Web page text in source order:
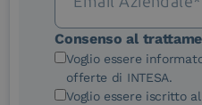
Le nostre
Consenso al
Voglio essere
offerte di INTESA.
Voglio essere iscritto